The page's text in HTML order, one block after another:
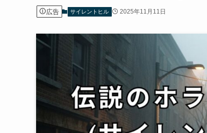
広告 サイレントヒル 2025年11月11日